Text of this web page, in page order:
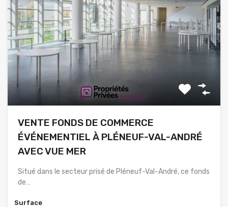
VENTE FONDS DE COMMERCE
ÉVÉNEMENTIEL À PLÉNEUF-VAL-ANDRÉ
AVEC VUE MER
Situé dans le secteur prisé de Pléneuf-Val-André, ce fonds
de…
Surface